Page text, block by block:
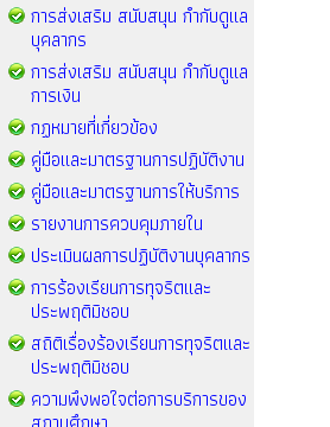
การส่งเสริม สนับสนุน กำกับดูแล
บุคลากร
การส่งเสริม สนับสนุน กำกับดูแล
การเงิน
กฏหมายที่เกี่ยวข้อง
คู่มือและมาตรฐานการปฏิบัติงาน
คู่มือและมาตรฐานการให้บริการ
รายงานการควบคุมภายใน
ประเมินผลการปฏิบัติงานบุคลากร
การร้องเรียนการทุจริตและ
ประพฤติมิชอบ
สถิติเรื่องร้องเรียนการทุจริตและ
ประพฤติมิชอบ
ความพึงพอใจต่อการบริการของ